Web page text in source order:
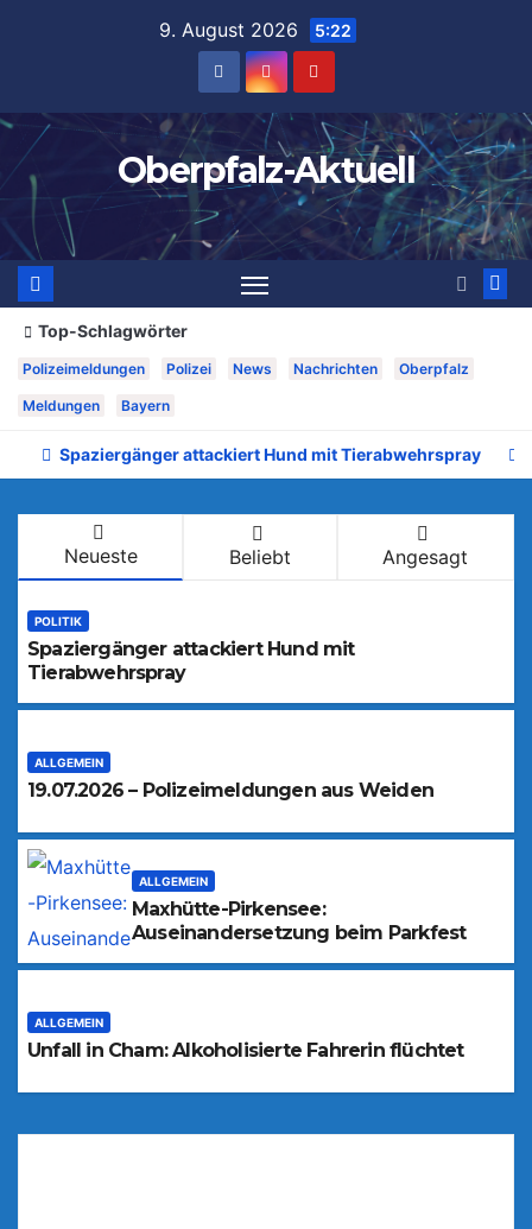
9. August 2026 5:22
Oberpfalz-Aktuell
Top-Schlagwörter
Polizeimeldungen Polizei News Nachrichten Oberpfalz
Meldungen Bayern
Spaziergänger attackiert Hund mit Tierabwehrspray
Neueste Beliebt Angesagt
POLITIK
Spaziergänger attackiert Hund mit
Tierabwehrspray
ALLGEMEIN
19.07.2026 – Polizeimeldungen aus Weiden
ALLGEMEIN
Maxhütte-Pirkensee:
Auseinandersetzung beim Parkfest
ALLGEMEIN
Unfall in Cham: Alkoholisierte Fahrerin flüchtet